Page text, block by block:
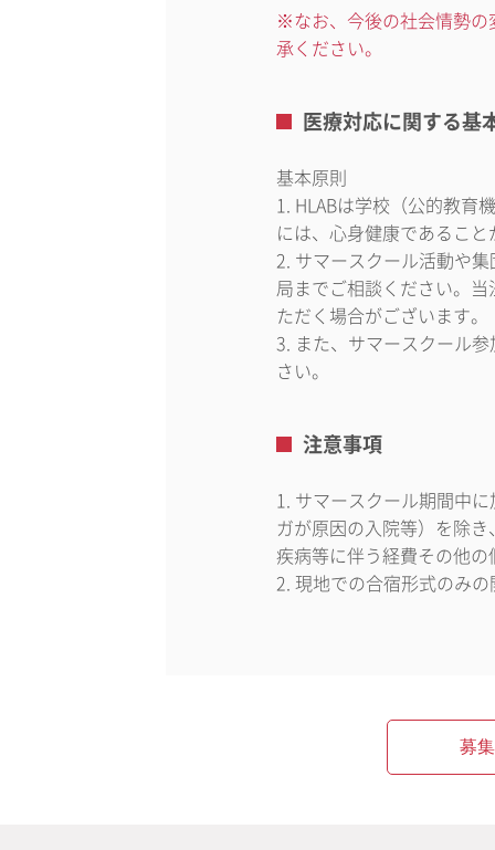
※なお、今後の社会情勢の
承ください。
医療対応に関する基
基本原則
1. HLABは学校（公的教育
には、心身健康であるこ
2. サマースクール活動や
局までご相談ください。
ただく場合がございます。
3. また、サマースクール
さい。
注意事項
1. サマースクール期間中
ガが原因の入院等）を除
疾病等に伴う経費その他
2. 現地での合宿形式のみ
募